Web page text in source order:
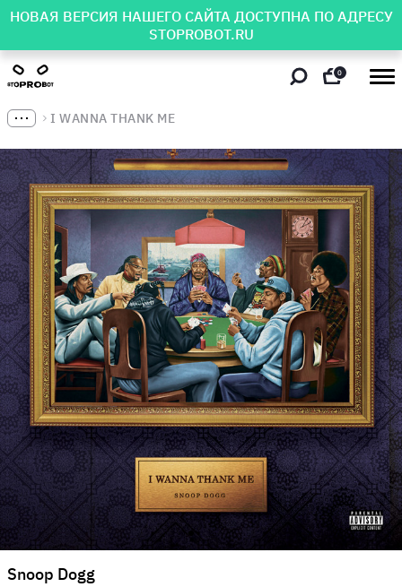
НОВАЯ ВЕРСИЯ НАШЕГО САЙТА ДОСТУПНА ПО АДРЕСУ
STOPROBOT.RU
0
I WANNA THANK ME
Snoop Dogg